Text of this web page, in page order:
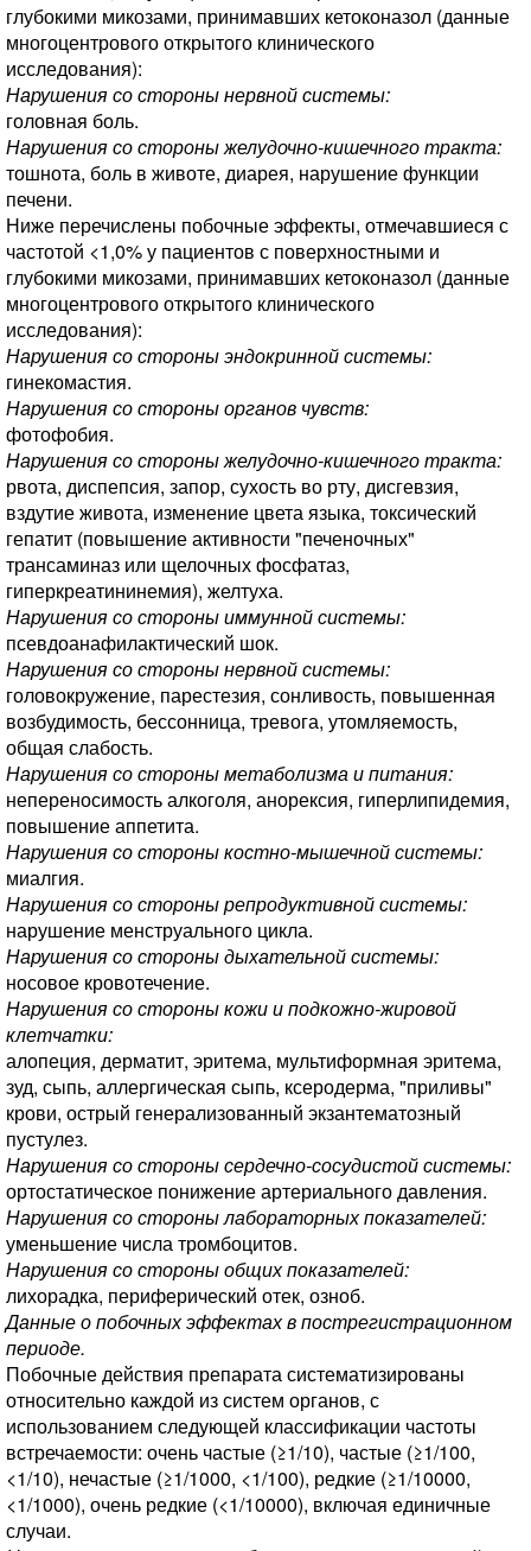
глубокими микозами, принимавших кетоконазол (данные
многоцентрового открытого клинического
исследования):
Нарушения со стороны нервной системы:
головная боль.
Нарушения со стороны желудочно-кишечного тракта:
тошнота, боль в животе, диарея, нарушение функции
печени.
Ниже перечислены побочные эффекты, отмечавшиеся с
частотой <1,0% у пациентов с поверхностными и
глубокими микозами, принимавших кетоконазол (данные
многоцентрового открытого клинического
исследования):
Нарушения со стороны эндокринной системы:
гинекомастия.
Нарушения со стороны органов чувств:
фотофобия.
Нарушения со стороны желудочно-кишечного тракта:
рвота, диспепсия, запор, сухость во рту, дисгевзия,
вздутие живота, изменение цвета языка, токсический
гепатит (повышение активности "печеночных"
трансаминаз или щелочных фосфатаз,
гиперкреатининемия), желтуха.
Нарушения со стороны иммунной системы:
псевдоанафилактический шок.
Нарушения со стороны нервной системы:
головокружение, парестезия, сонливость, повышенная
возбудимость, бессонница, тревога, утомляемость,
общая слабость.
Нарушения со стороны метаболизма и питания:
непереносимость алкоголя, анорексия, гиперлипидемия,
повышение аппетита.
Нарушения со стороны костно-мышечной системы:
миалгия.
Нарушения со стороны репродуктивной системы:
нарушение менструального цикла.
Нарушения со стороны дыхательной системы:
носовое кровотечение.
Нарушения со стороны кожи и подкожно-жировой
клетчатки:
алопеция, дерматит, эритема, мультиформная эритема,
зуд, сыпь, аллергическая сыпь, ксеродерма, "приливы"
крови, острый генерализованный экзантематозный
пустулез.
Нарушения со стороны сердечно-сосудистой системы:
ортостатическое понижение артериального давления.
Нарушения со стороны лабораторных показателей:
уменьшение числа тромбоцитов.
Нарушения со стороны общих показателей:
лихорадка, периферический отек, озноб.
Данные о побочных эффектах в пострегистрационном
периоде.
Побочные действия препарата систематизированы
относительно каждой из систем органов, с
использованием следующей классификации частоты
встречаемости: очень частые (≥1/10), частые (≥1/100,
<1/10), нечастые (≥1/1000, <1/100), редкие (≥1/10000,
<1/1000), очень редкие (<1/10000), включая единичные
случаи.